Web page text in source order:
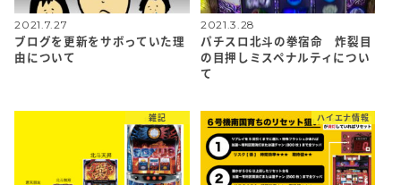
2021.7.27
ブログを更新をサボっていた理
由について
2021.3.28
パチスロ北斗の拳宿命 炸裂目
の目押しミスペナルティについ
て
雑記 ハイエナ情報